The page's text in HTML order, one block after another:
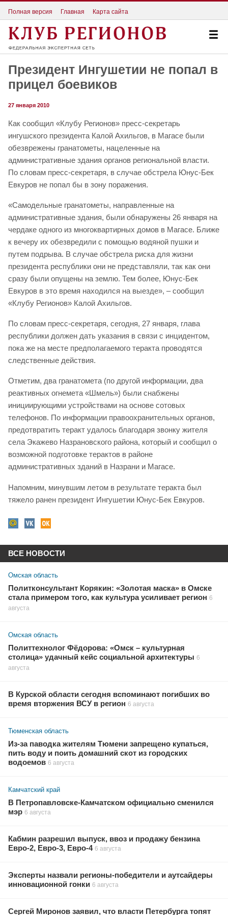
Полная версия Главная Карта сайта
Президент Ингушетии не попал в
прицел боевиков
27 января 2010
Как сообщил «Клубу Регионов» пресс-секретарь
ингушского президента Калой Ахильгов, в Магасе были
обезврежены гранатометы, нацеленные на
административные здания органов региональной власти.
По словам пресс-секретаря, в случае обстрела Юнус-Бек
Евкуров не попал бы в зону поражения.
«Самодельные гранатометы, направленные на
административные здания, были обнаружены 26 января на
чердаке одного из многоквартирных домов в Магасе. Ближе
к вечеру их обезвредили с помощью водяной пушки и
путем подрыва. В случае обстрела риска для жизни
президента республики они не представляли, так как они
сразу были опущены на землю. Тем более, Юнус-Бек
Евкуров в это время находился на выезде», – сообщил
«Клубу Регионов» Калой Ахильгов.
По словам пресс-секретаря, сегодня, 27 января, глава
республики должен дать указания в связи с инцидентом,
пока же на месте предполагаемого теракта проводятся
следственные действия.
Отметим, два гранатомета (по другой информации, два
реактивных огнемета «Шмель») были снабжены
инициирующими устройствами на основе сотовых
телефонов. По информации правоохранительных органов,
предотвратить теракт удалось благодаря звонку жителя
села Экажево Назрановского района, который и сообщил о
возможной подготовке терактов в районе
административных зданий в Назрани и Магасе.
Напомним, минувшим летом в результате теракта был
тяжело ранен президент Ингушетии Юнус-Бек Евкуров.
ВСЕ НОВОСТИ
Омская область
Политконсультант Корякин: «Золотая маска» в Омске
стала примером того, как культура усиливает регион 6
августа
Омская область
Политтехнолог Фёдорова: «Омск – культурная
столица» удачный кейс социальной архитектуры 6
августа
В Курской области сегодня вспоминают погибших во
время вторжения ВСУ в регион 6 августа
Тюменская область
Из-за паводка жителям Тюмени запрещено купаться,
пить воду и поить домашний скот из городских
водоемов 6 августа
Камчатский край
В Петропавловске-Камчатском официально сменился
мэр 6 августа
Кабмин разрешил выпуск, ввоз и продажу бензина
Евро-2, Евро-3, Евро-4 6 августа
Эксперты назвали регионы-победители и аутсайдеры
инновационной гонки 6 августа
Сергей Миронов заявил, что власти Петербурга топят